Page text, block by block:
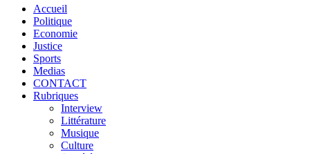
Accueil
Politique
Economie
Justice
Sports
Medias
CONTACT
Rubriques
Interview
Littérature
Musique
Culture